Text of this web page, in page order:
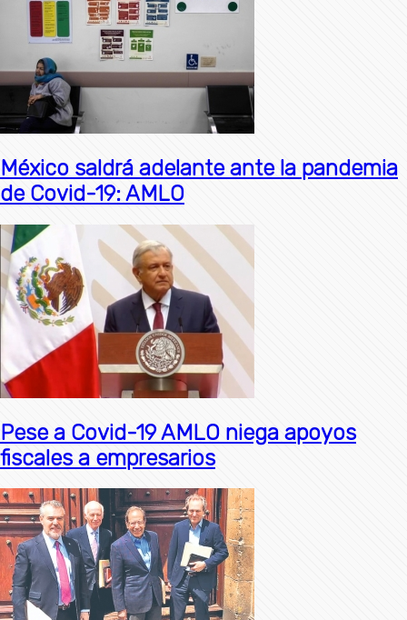
México saldrá adelante ante la pandemia
de Covid-19: AMLO
Pese a Covid-19 AMLO niega apoyos
fiscales a empresarios